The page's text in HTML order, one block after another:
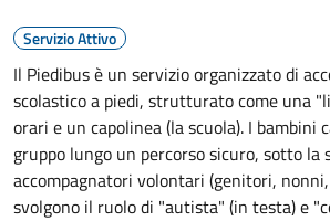
Servizio Attivo
Il Piedibus è un servizio organizzato di
scolastico a piedi, strutturato come una
orari e un capolinea (la scuola). I bambini
gruppo lungo un percorso sicuro, sotto la
accompagnatori volontari (genitori,
svolgono il ruolo di "autista" (in testa) e